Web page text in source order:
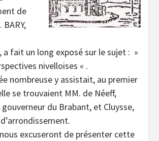
de
fait un long exposé sur le sujet : »
nivelloises « .
nombreuse y assistait, au premier
se trouvaient MM. de Néeff,
gouverneur du Brabant, et Cluysse,
excuseront de présenter cette